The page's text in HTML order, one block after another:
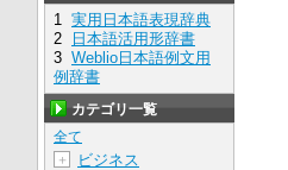
1 実用日本語表現辞典
2
日本語活用形辞書
3 Weblio日本語例文用
例辞書
カテゴリ一覧
全て
＋
ビジネス